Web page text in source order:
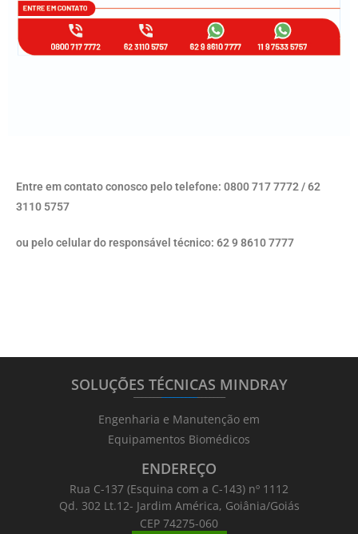
Entre em contato conosco pelo telefone: 0800 717 7772 / 62
3110 5757
ou pelo celular do responsável técnico: 62 9 8610 7777
SOLUÇÕES TÉCNICAS MINDRAY
_______________________
Engenharia e Manutenção em
Equipamentos Biomédicos
ENDEREÇO
Rua C-137 (Esquina com a C-143) nº 1112
Qd. 302 Lt.12- Jardim América, Goiânia/Goiás
CEP 74275-060